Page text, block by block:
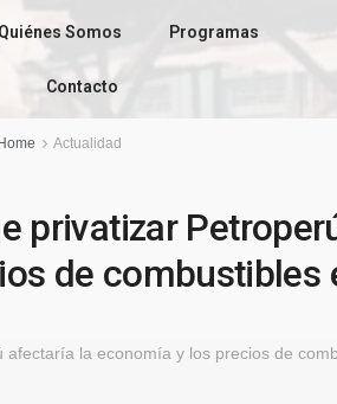
Quiénes Somos Programas
Contacto
Home Actualidad
privatizar
de combustibles